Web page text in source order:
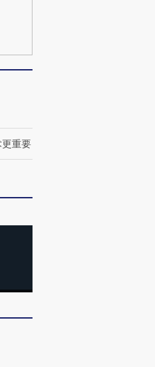
视线｜“入侵”还是“人道危
机”？难民潮撕裂西班牙
重要